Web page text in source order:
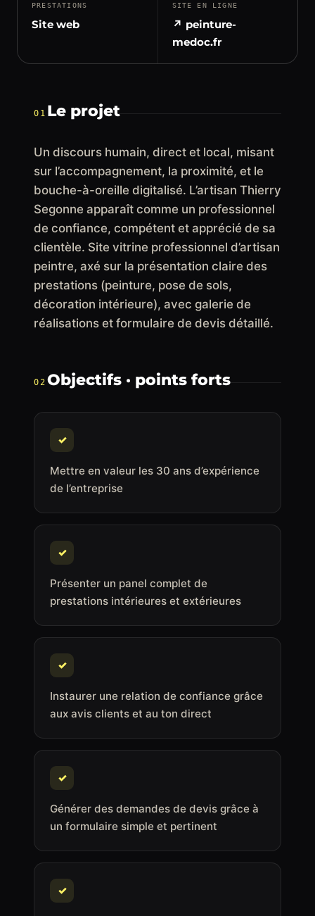
PRESTATIONS
Site web
SITE EN LIGNE
↗ peinture-
medoc.fr
01 Le projet
Un discours humain, direct et local, misant
sur l’accompagnement, la proximité, et le
bouche-à-oreille digitalisé. L’artisan Thierry
Segonne apparaît comme un professionnel
de confiance, compétent et apprécié de sa
clientèle. Site vitrine professionnel d’artisan
peintre, axé sur la présentation claire des
prestations (peinture, pose de sols,
décoration intérieure), avec galerie de
réalisations et formulaire de devis détaillé.
02 Objectifs · points forts
✓
Mettre en valeur les 30 ans d’expérience
de l’entreprise
✓
Présenter un panel complet de
prestations intérieures et extérieures
✓
Instaurer une relation de confiance grâce
aux avis clients et au ton direct
✓
Générer des demandes de devis grâce à
un formulaire simple et pertinent
✓